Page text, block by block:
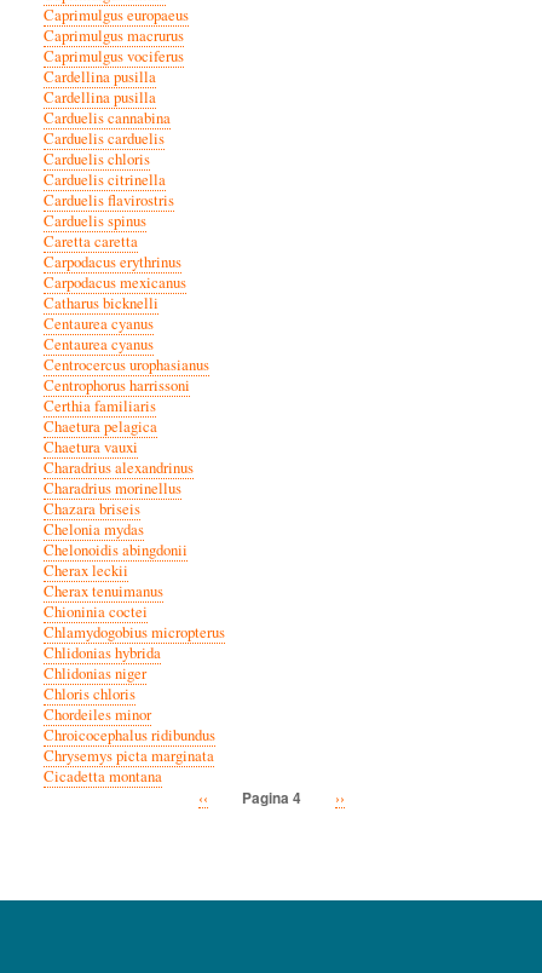
Caprimulgus europaeus
Caprimulgus macrurus
Caprimulgus vociferus
Cardellina pusilla
Cardellina pusilla
Carduelis cannabina
Carduelis carduelis
Carduelis chloris
Carduelis citrinella
Carduelis flavirostris
Carduelis spinus
Caretta caretta
Carpodacus erythrinus
Carpodacus mexicanus
Catharus bicknelli
Centaurea cyanus
Centaurea cyanus
Centrocercus urophasianus
Centrophorus harrissoni
Certhia familiaris
Chaetura pelagica
Chaetura vauxi
Charadrius alexandrinus
Charadrius morinellus
Chazara briseis
Chelonia mydas
Chelonoidis abingdonii
Cherax leckii
Cherax tenuimanus
Chioninia coctei
Chlamydogobius micropterus
Chlidonias hybrida
Chlidonias niger
Chloris chloris
Chordeiles minor
Chroicocephalus ridibundus
Chrysemys picta marginata
Cicadetta montana
Vorige
‹‹ Pagina 4
Volgende
››